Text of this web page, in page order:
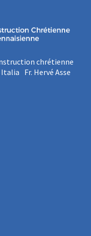
chrétienne
Italia Fr. Hervé Asse